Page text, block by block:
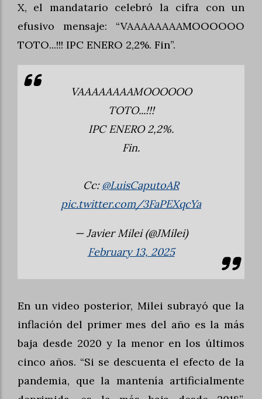
X, el mandatario celebró la cifra con un
efusivo mensaje: “VAAAAAAAAMOOOOOO
TOTO...!!! IPC ENERO 2,2%. Fin”.
VAAAAAAAAMOOOOOO
TOTO...!!!
IPC ENERO 2,2%.
Fin.
Cc:@LuisCaputoAR
pic.twitter.com/3FaPEXqcYa
— Javier Milei (@JMilei)
February 13, 2025
En un video posterior, Milei subrayó que la
inflación del primer mes del año es la más
baja desde 2020 y la menor en los últimos
cinco años. “Si se descuenta el efecto de la
pandemia, que la mantenía artificialmente